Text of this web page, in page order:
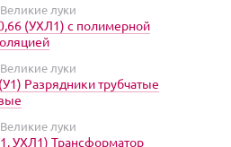
луки
(УХЛ1) с полимерной
луки
Разрядники трубчатые
луки
УХЛ1) Трансформатор